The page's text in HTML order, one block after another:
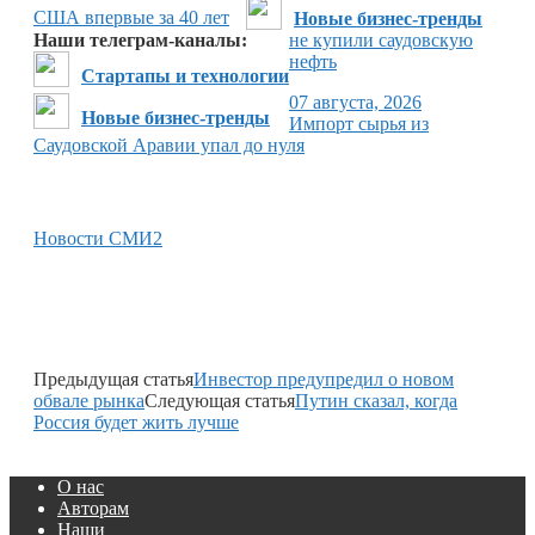
Новые бизнес-тренды
Наши телеграм-каналы:
Стартапы и технологии
Новые бизнес-тренды
США впервые за 40 лет
не купили саудовскую
нефть
07 августа, 2026
Импорт сырья из
Саудовской Аравии упал до нуля
Новости СМИ2
Предыдущая статьяИнвестор предупредил о новом
обвале рынкаСледующая статьяПутин сказал, когда
Россия будет жить лучше
О нас
Авторам
Наши